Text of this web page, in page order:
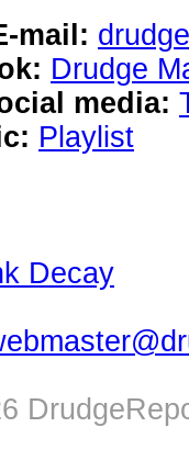
mail:
Drudge
media:
Playlist
Decay